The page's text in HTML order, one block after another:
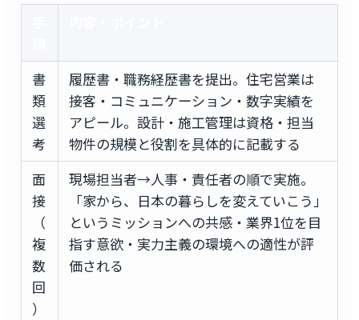
書
類
選
考
履歴書・職務経歴書を提出。住宅営業は
接客・コミュニケーション・数字実績を
アピール。設計・施工管理は資格・担当
物件の規模と役割を具体的に記載する
面
接
（
複
数
回
）
現場担当者→人事・責任者の順で実施。
「家から、日本の暮らしを変えていこう」
というミッションへの共感・業界1位を目
指す意欲・実力主義の環境への適性が評
価される